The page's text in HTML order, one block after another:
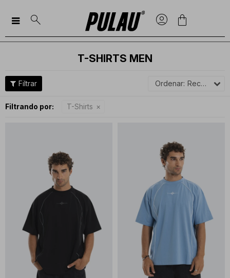

T-SHIRTS MEN
Recomendados
Filtrando por: T-Shirts